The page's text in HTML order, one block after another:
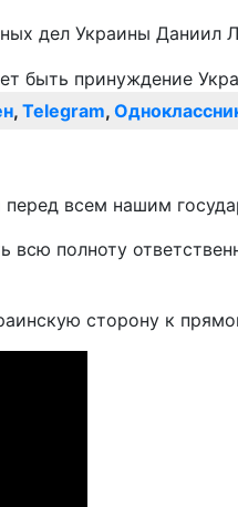
дел Украины Даниил
, Telegram,
всем нашим
полноту
сторону к